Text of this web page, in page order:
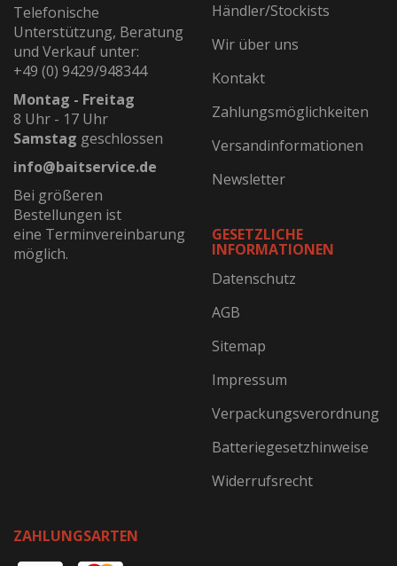
Telefonische
Unterstützung, Beratung
und Verkauf unter:
+49 (0) 9429/948344
Montag - Freitag
8 Uhr - 17 Uhr
Samstag geschlossen
info@baitservice.de
Bei größeren
Bestellungen ist
eine Terminvereinbarung
möglich.
Händler/Stockists
Wir über uns
Kontakt
Zahlungsmöglichkeiten
Versandinformationen
Newsletter
GESETZLICHE
INFORMATIONEN
Datenschutz
AGB
Sitemap
Impressum
Verpackungsverordnung
Batteriegesetzhinweise
Widerrufsrecht
ZAHLUNGSARTEN